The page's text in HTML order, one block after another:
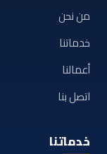
من نحن
خدماتنا
أعمالنا
اتصل بنا
خدماتنا